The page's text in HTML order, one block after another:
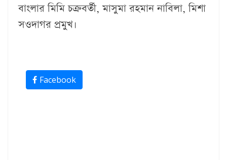
বাংলার মিমি চক্রবর্তী, মাসুমা রহমান নাবিলা, মিশা
সওদাগর প্রমুখ।
Facebook